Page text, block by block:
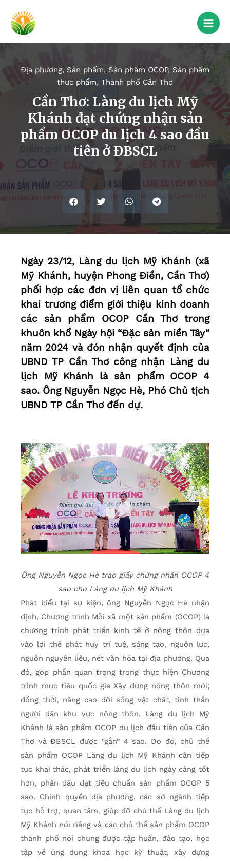
Địa phương, Sản phẩm, Sản phẩm OCOP, Sản phẩm
thực phẩm, Thành phố Cần Thơ
Cần Thơ: Làng du lịch Mỹ
Khánh đạt chứng nhận sản
phẩm OCOP du lịch 4 sao đầu
tiên ở ĐBSCL
Ngày 23/12, Làng du lịch Mỹ Khánh (xã
Mỹ Khánh, huyện Phong Điền, Cần Thơ)
phối hợp các đơn vị liên quan tổ chức
khai trương điểm giới thiệu kinh doanh
các sản phẩm OCOP Cần Thơ trong
khuôn khổ Ngày hội “Đặc sản miền Tây”
năm 2024 và đón nhận quyết định của
UBND TP Cần Thơ công nhận Làng du
lịch Mỹ Khánh là sản phẩm OCOP 4
sao. Ông Nguyễn Ngọc Hè, Phó Chủ tịch
UBND TP Cần Thơ đến dự.
Ông Nguyễn Ngọc Hè trao giấy chứng nhận OCOP 4
sao cho Làng du lịch Mỹ Khánh
Phát biểu tại sự kiện, ông Nguyễn Ngọc Hè nhận
định, Chương trình Mỗi xã một sản phẩm (OCOP) là
chương trình phát triển kinh tế ở nông thôn dựa
vào lợi thế phát huy trí tuệ, sáng tạo, nguồn lực,
nguồn nguyên liệu, nét văn hóa tại địa phương. Qua
đó, góp phần quan trọng trong thực hiện Chương
trình mục tiêu quốc gia Xây dựng nông thôn mới;
đồng thời, nâng cao đời sống vật chất, tinh thần
người dân khu vực nông thôn. Làng du lịch Mỹ
Khánh là sản phẩm OCOP du lịch đầu tiên của Cần
Thơ và ĐBSCL được “gắn” 4 sao. Do đó, chủ thể
sản phẩm OCOP Làng du lịch Mỹ Khánh cần tiếp
tục khai thác, phát triển làng du lịch ngày càng tốt
hơn, phấn đấu đạt tiêu chuẩn sản phẩm OCOP 5
sao. Chính quyền địa phương, các sở ngành tiếp
tục hỗ trợ, quan tâm, giúp đỡ chủ thể Làng du lịch
Mỹ Khánh nói riêng và các chủ thể sản phẩm OCOP
thành phố nói chung được tập huấn, đào tạo, học
tập về ứng dụng khoa học kỹ thuật, xây dựng